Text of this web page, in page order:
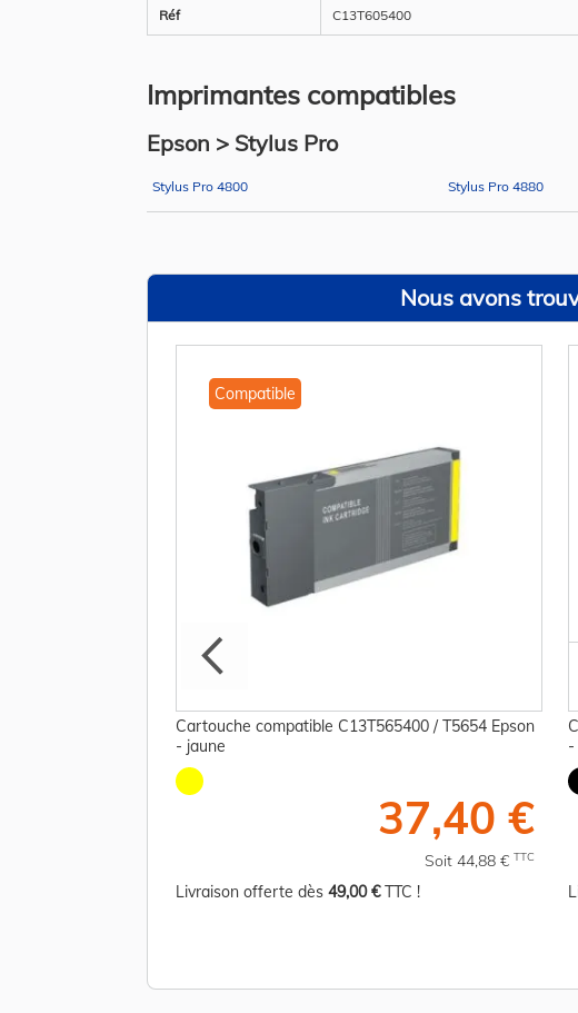
Réf C13T605400
Imprimantes compatibles
Epson > Stylus Pro
Stylus Pro 4800 Stylus Pro 4880
Nous avons
Compatible
Cartouche compatible C13T565400 / T5654 Epson
- jaune
37,40 €
Soit 44,88 € TTC
Livraison offerte dès 49,00 €TTC !
-